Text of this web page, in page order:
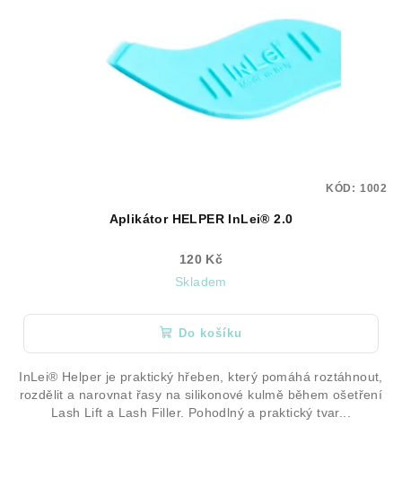
Aplikátor HELPER InLei® 2.0
120 Kč
Skladem
Do košíku
InLei® Helper je praktický hřeben, který pomáhá roztáhnout,
rozdělit a narovnat řasy na silikonové kulmě během ošetření
Lash Lift a Lash Filler. Pohodlný a praktický tvar...
KÓD: 1002